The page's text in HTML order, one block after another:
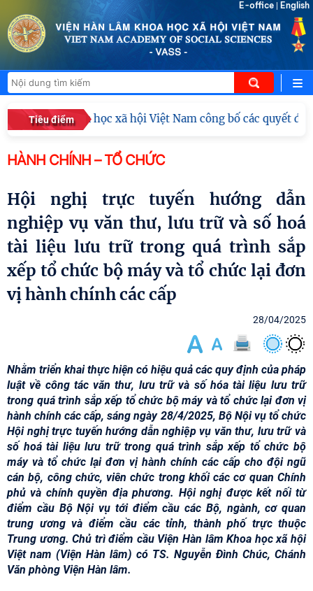
E-office English
Tiêu điểm
lâm Khoa học xã hội Việt Nam công bố các quyết định
HÀNH CHÍNH – TỔ CHỨC
Hội nghị trực tuyến hướng dẫn
nghiệp vụ văn thư, lưu trữ và số hoá
tài liệu lưu trữ trong quá trình sắp
xếp tổ chức bộ máy và tổ chức lại đơn
vị hành chính các cấp
28/04/2025
Nhằm triển khai thực hiện có hiệu quả các quy định của pháp
luật về công tác văn thư, lưu trữ và số hóa tài liệu lưu trữ
trong quá trình sắp xếp tổ chức bộ máy và tổ chức lại đơn vị
hành chính các cấp, sáng ngày 28/4/2025, Bộ Nội vụ tổ chức
Hội nghị trực tuyến hướng dẫn nghiệp vụ văn thư, lưu trữ và
số hoá tài liệu lưu trữ trong quá trình sắp xếp tổ chức bộ
máy và tổ chức lại đơn vị hành chính các cấp cho đội ngũ
cán bộ, công chức, viên chức trong khối các cơ quan Chính
phủ và chính quyền địa phương. Hội nghị được kết nối từ
điểm cầu Bộ Nội vụ tới điểm cầu các Bộ, ngành, cơ quan
trung ương và điểm cầu các tỉnh, thành phố trực thuộc
Trung ương. Chủ trì điểm cầu Viện Hàn lâm Khoa học xã hội
Việt nam (Viện Hàn lâm) có TS. Nguyễn Đình Chúc, Chánh
Văn phòng Viện Hàn lâm.